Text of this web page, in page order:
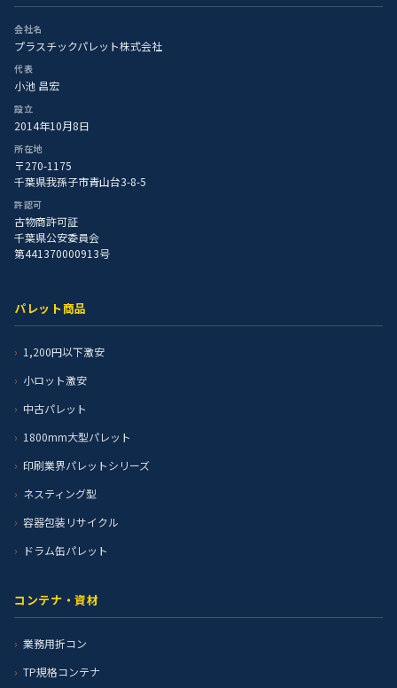
会社名
プラスチックパレット株式会社
代表
小池 昌宏
設立
2014年10月8日
所在地
〒270-1175
千葉県我孫子市青山台3-8-5
許認可
古物商許可証
千葉県公安委員会
第441370000913号
パレット商品
1,200円以下激安
小ロット激安
中古パレット
1800mm大型パレット
印刷業界パレットシリーズ
ネスティング型
容器包装リサイクル
ドラム缶パレット
コンテナ・資材
業務用折コン
TP規格コンテナ